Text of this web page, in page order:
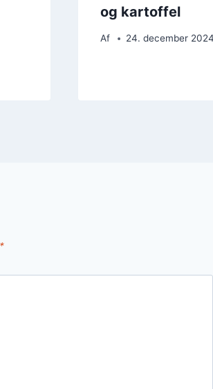
og kartoffel
Af 24. december 2024
*